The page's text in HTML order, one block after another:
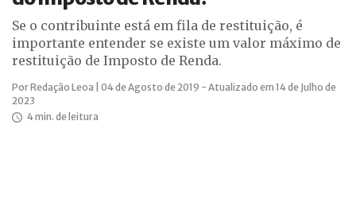
Se o contribuinte está em fila de restituição, é
importante entender se existe um valor máximo de
restituição de Imposto de Renda.
Por Redação Leoa | 04 de Agosto de 2019 - Atualizado em 14 de Julho de
2023
4 min. de leitura